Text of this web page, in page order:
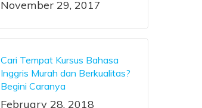
November 29, 2017
Cari Tempat Kursus Bahasa
Inggris Murah dan Berkualitas?
Begini Caranya
February 28, 2018